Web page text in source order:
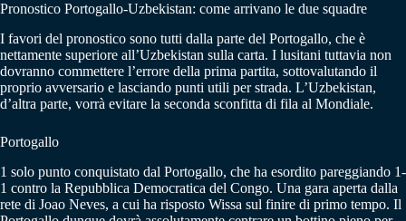
Pronostico Portogallo-Uzbekistan: come arrivano le due squadre
I favori del pronostico sono tutti dalla parte del Portogallo, che è
nettamente superiore all’Uzbekistan sulla carta. I lusitani tuttavia non
dovranno commettere l’errore della prima partita, sottovalutando il
proprio avversario e lasciando punti utili per strada. L’Uzbekistan,
d’altra parte, vorrà evitare la seconda sconfitta di fila al Mondiale.
Portogallo
1 solo punto conquistato dal Portogallo, che ha esordito pareggiando 1-
1 contro la Repubblica Democratica del Congo. Una gara aperta dalla
rete di Joao Neves, a cui ha risposto Wissa sul finire di primo tempo. Il